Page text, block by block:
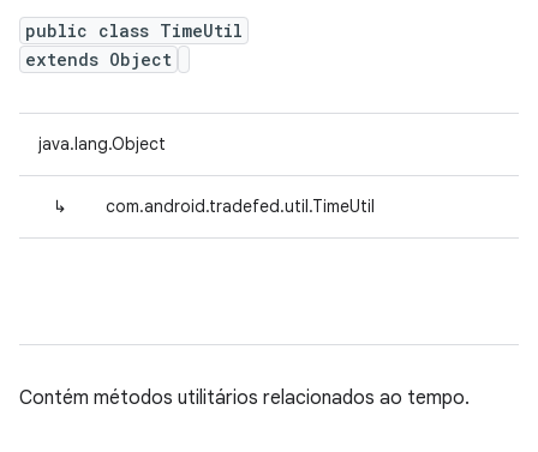
public class TimeUtil
extends Object
java.lang.Object
↳ com.android.tradefed.util.TimeUtil
Contém métodos utilitários relacionados ao tempo.